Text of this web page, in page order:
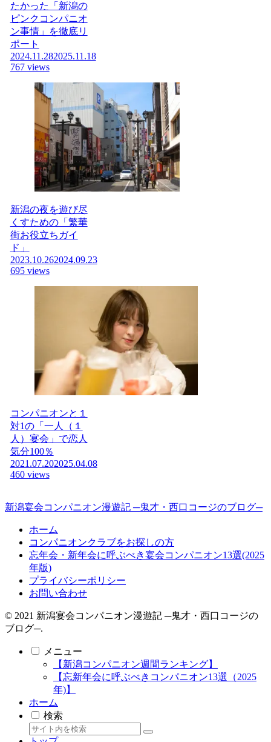
たかった「新潟の
ピンクコンパニオ
ン事情」を徹底リ
ポート
2024.11.282025.11.18
767 views
新潟の夜を遊び尽
くすための「繁華
街お役立ちガイ
ド」
2023.10.262024.09.23
695 views
コンパニオンと１
対1の「一人（１
人）宴会」で恋人
気分100％
2021.07.202025.04.08
460 views
新潟宴会コンパニオン漫遊記 ─鬼才・西口コージのブログ─
ホーム
コンパニオンクラブをお探しの方
忘年会・新年会に呼ぶべき宴会コンパニオン13選(2025
年版)
プライバシーポリシー
お問い合わせ
© 2021 新潟宴会コンパニオン漫遊記 ─鬼才・西口コージの
ブログ─.
メニュー
【新潟コンパニオン週間ランキング】
【忘新年会に呼ぶべきコンパニオン13選（2025
年)】
ホーム
検索